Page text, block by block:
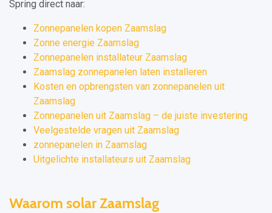
Spring direct naar:
Zonnepanelen kopen Zaamslag
Zonne energie Zaamslag
Zonnepanelen installateur Zaamslag
Zaamslag zonnepanelen laten installeren
Kosten en opbrengsten van zonnepanelen uit
Zaamslag
Zonnepanelen uit Zaamslag – de juiste investering
Veelgestelde vragen uit Zaamslag
zonnepanelen in Zaamslag
Uitgelichte installateurs uit Zaamslag
Waarom solar Zaamslag